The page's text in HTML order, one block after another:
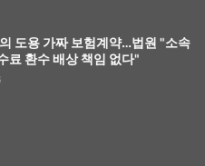
도용 가짜 보험계약…법원 "소속
료 환수 배상 책임 없다"